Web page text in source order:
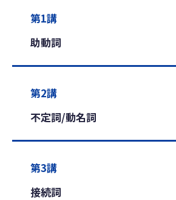
第1講
助動詞
第2講
不定詞/動名詞
第3講
接続詞